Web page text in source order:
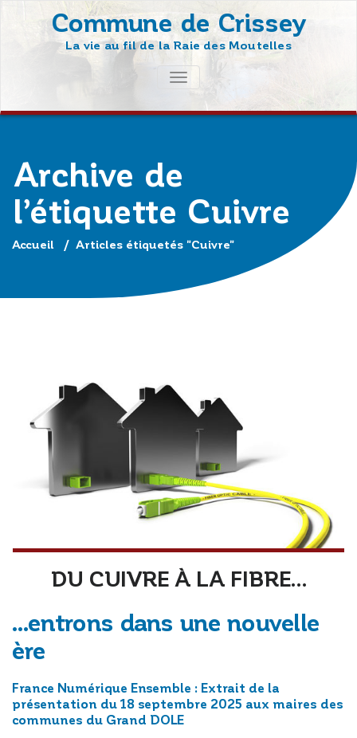
Commune de Crissey
La vie au fil de la Raie des Moutelles
AFFICHER/MASQUER
LA
NAVIGATION
Archive de
l’étiquette Cuivre
Accueil / Articles étiquetés "Cuivre"
DU CUIVRE À LA FIBRE…
…entrons dans une nouvelle
ère
France Numérique Ensemble : Extrait de la
présentation du 18 septembre 2025 aux maires des
communes du Grand DOLE